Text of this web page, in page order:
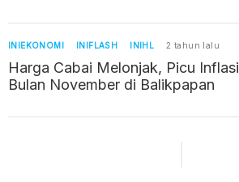
INIEKONOMI INIFLASH INIHL 2 tahun lalu
Harga Cabai Melonjak, Picu Inflasi
Bulan November di Balikpapan